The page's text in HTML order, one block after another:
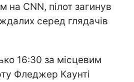
на CNN, пілот загинув
серед глядачів
16:30 за місцевим
Фледжер Каунті